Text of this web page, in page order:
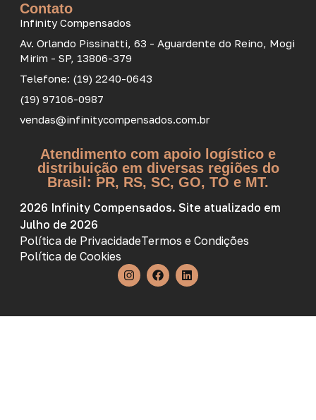
Contato
Infinity Compensados
Av. Orlando Pissinatti, 63 - Aguardente do Reino, Mogi
Mirim - SP, 13806-379
Telefone: (19) 2240-0643
(19) 97106-0987
vendas@infinitycompensados.com.br
Atendimento com apoio logístico e
distribuição em diversas regiões do
Brasil: PR, RS, SC, GO, TO e MT.
2026 Infinity Compensados. Site atualizado em
Julho de 2026
Política de PrivacidadeTermos e Condições
Política de Cookies